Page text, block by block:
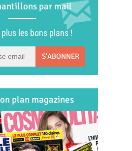
par mail
plus les bons plans !
S'ABONNER
plan magazines